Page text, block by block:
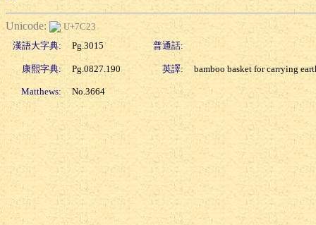
Unicode:
U+7C23
漢語大字典:
Pg.3015 普通話:
康熙字典: Pg.0827.190 英譯: bamboo basket for carrying
Matthews: No.3664